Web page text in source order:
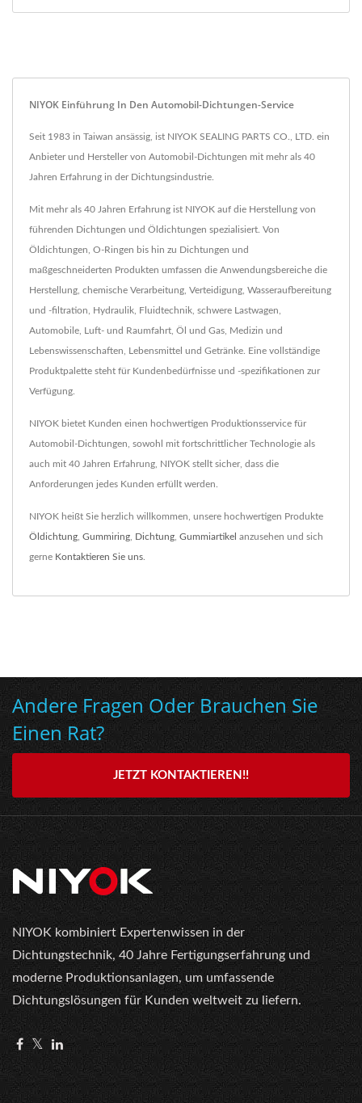
NIYOK Einführung In Den Automobil-Dichtungen-Service
Seit 1983 in Taiwan ansässig, ist NIYOK SEALING PARTS CO., LTD. ein
Anbieter und Hersteller von Automobil-Dichtungen mit mehr als 40
Jahren Erfahrung in der Dichtungsindustrie.
Mit mehr als 40 Jahren Erfahrung ist NIYOK auf die Herstellung von
führenden Dichtungen und Öldichtungen spezialisiert. Von
Öldichtungen, O-Ringen bis hin zu Dichtungen und
maßgeschneiderten Produkten umfassen die Anwendungsbereiche die
Herstellung, chemische Verarbeitung, Verteidigung, Wasseraufbereitung
und -filtration, Hydraulik, Fluidtechnik, schwere Lastwagen,
Automobile, Luft- und Raumfahrt, Öl und Gas, Medizin und
Lebenswissenschaften, Lebensmittel und Getränke. Eine vollständige
Produktpalette steht für Kundenbedürfnisse und -spezifikationen zur
Verfügung.
NIYOK bietet Kunden einen hochwertigen Produktionsservice für
Automobil-Dichtungen, sowohl mit fortschrittlicher Technologie als
auch mit 40 Jahren Erfahrung, NIYOK stellt sicher, dass die
Anforderungen jedes Kunden erfüllt werden.
NIYOK heißt Sie herzlich willkommen, unsere hochwertigen Produkte
Öldichtung Gummiring Dichtung Gummiartikel anzusehen und sich
gerne Kontaktieren Sie uns
Andere Fragen Oder Brauchen Sie
Einen Rat?
JETZT KONTAKTIEREN!!
NIYOK kombiniert Expertenwissen in der
Dichtungstechnik, 40 Jahre Fertigungserfahrung und
moderne Produktionsanlagen, um umfassende
Dichtungslösungen für Kunden weltweit zu liefern.